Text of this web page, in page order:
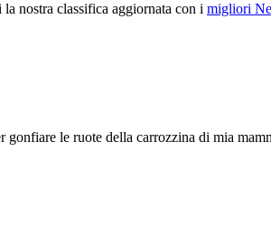
la nostra classifica aggiornata con i migliori
gonfiare le ruote della carrozzina di mia